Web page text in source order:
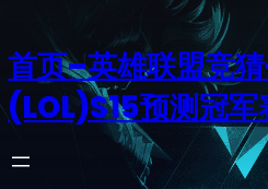
首页–英雄联盟竞
(LOL)S15预测冠